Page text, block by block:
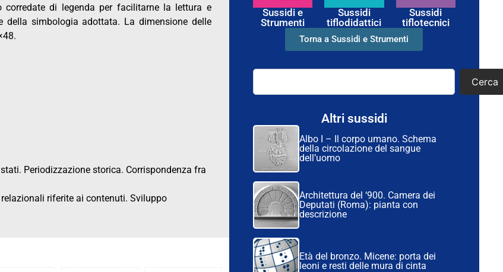
corredate di legenda per facilitarne la lettura e
della simbologia adottata. La dimensione delle
Periodizzazione storica. Corrispondenza fra
riferite ai contenuti. Sviluppo
Sussidi e
Strumenti
Sussidi
tiflodidattici
Sussidi
tiflotecnici
Torna a Sussidi e Strumenti
Cerca
Altri sussidi
Albo I – Il corpo umano. Schema
della circolazione del sangue
dell’uomo
Architettura del ‘900. Camera dei
Deputati (Roma): pianta con
descrizione
Età del bronzo. Micene: porta dei
leoni e resti delle mura di cinta